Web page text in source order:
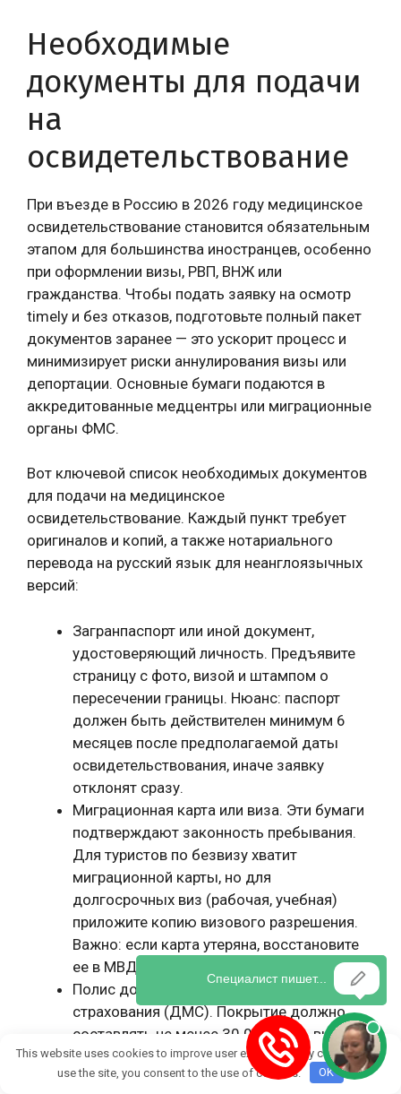
Необходимые
документы для подачи
на
освидетельствование
При въезде в Россию в 2026 году медицинское
освидетельствование становится обязательным
этапом для большинства иностранцев, особенно
при оформлении визы, РВП, ВНЖ или
гражданства. Чтобы подать заявку на осмотр
timely и без отказов, подготовьте полный пакет
документов заранее — это ускорит процесс и
минимизирует риски аннулирования визы или
депортации. Основные бумаги подаются в
аккредитованные медцентры или миграционные
органы ФМС.
Вот ключевой список необходимых документов
для подачи на медицинское
освидетельствование. Каждый пункт требует
оригиналов и копий, а также нотариального
перевода на русский язык для неанглоязычных
версий:
Загранпаспорт или иной документ,
удостоверяющий личность. Предъявите
страницу с фото, визой и штампом о
пересечении границы. Нюанс: паспорт
должен быть действителен минимум 6
месяцев после предполагаемой даты
освидетельствования, иначе заявку
отклонят сразу.
Миграционная карта или виза. Эти бумаги
подтверждают законность пребывания.
Для туристов по безвизу хватит
миграционной карты, но для
долгосрочных виз (рабочая, учебная)
приложите копию визового разрешения.
Важно: если карта утеряна, восстановите
ее в МВД за 3 дня до подачи.
Полис добровольного медицинского
страхования (ДМС). Покрытие должно
составлять не менее 30 000 евро, включая
COVID-19, госпитализацию и
репатриацию. Проверьте, чтобы полис
This website uses cookies to improve user experience. By continuing to
use the site, you consent to the use of cookies.
OK